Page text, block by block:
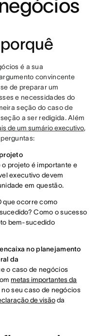
é a sua
convincente
de preparar um
e necessidades do
seção do caso de
a ser redigida. Além
de um sumário executivo,
o projeto é importante e
executivo devem
em questão.
que ocorre como
Como o sucesso
bem-sucedido
no planejamento
da
o caso de negócios
metas importantes da
seu caso de negócios
de visãoda